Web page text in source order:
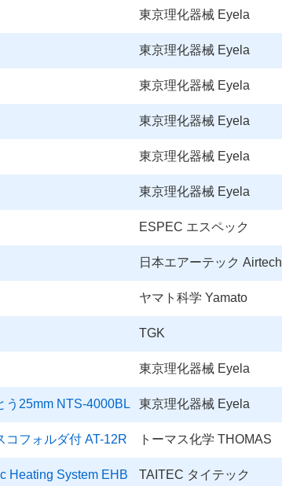
東京理化器械 Eyela
東京理化器械 Eyela
東京理化器械 Eyela
東京理化器械 Eyela
東京理化器械 Eyela
東京理化器械 Eyela
ESPEC エスペック
日本エアーテック Airtech
ヤマト科学 Yamato
TGK
東京理化器械 Eyela
う25mm NTS-4000BL 東京理化器械 Eyela
コフォルダ付 AT-12R トーマス化学 THOMAS
Heating System EHB TAITEC タイテック